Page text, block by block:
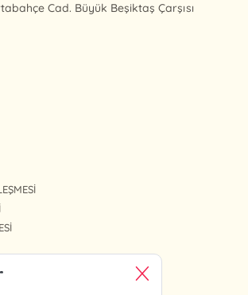
Cad. Büyük Beşiktaş Çarşısı